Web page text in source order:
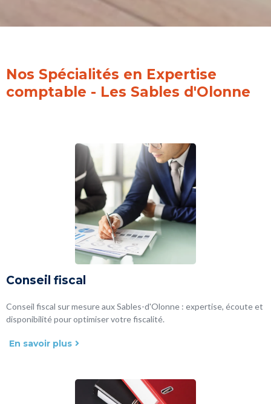
Nos Spécialités en Expertise
comptable - Les Sables d'Olonne
Conseil fiscal
Conseil fiscal sur mesure aux Sables-d'Olonne : expertise, écoute et
disponibilité pour optimiser votre fiscalité.
En savoir plus